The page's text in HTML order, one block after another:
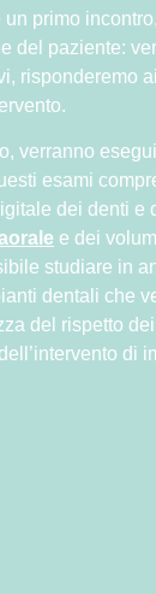
primo
del paziente:
risponderemo
verranno
esami
dei denti
e dei
studiare in
dentali che
del rispetto
dell’intervento di